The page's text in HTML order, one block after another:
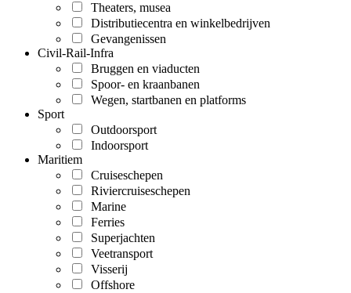
Theaters, musea
Distributiecentra en winkelbedrijven
Gevangenissen
Civil-Rail-Infra
Bruggen en viaducten
Spoor- en kraanbanen
Wegen, startbanen en platforms
Sport
Outdoorsport
Indoorsport
Maritiem
Cruiseschepen
Riviercruiseschepen
Marine
Ferries
Superjachten
Veetransport
Visserij
Offshore